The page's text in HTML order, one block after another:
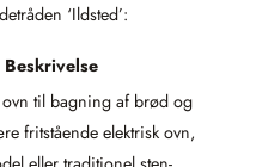
‘Ildsted’:
Beskrivelse
til bagning af brød og
fritstående elektrisk ovn,